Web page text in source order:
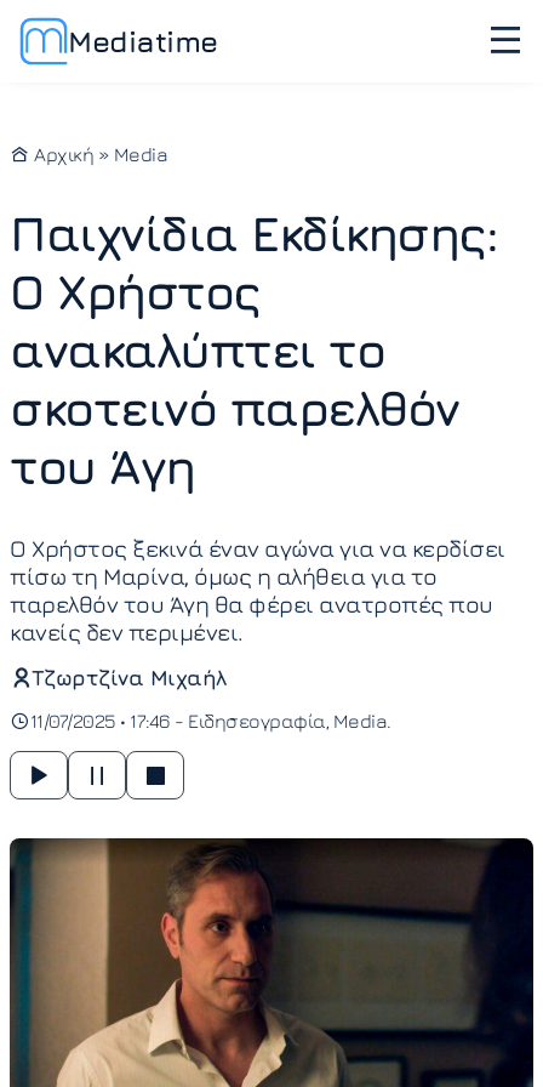
Mediatime
Αρχική » Media
Παιχνίδια Εκδίκησης:
Ο Χρήστος
ανακαλύπτει το
σκοτεινό παρελθόν
του Άγη
Ο Χρήστος ξεκινά έναν αγώνα για να κερδίσει
πίσω τη Μαρίνα, όμως η αλήθεια για το
παρελθόν του Άγη θα φέρει ανατροπές που
κανείς δεν περιμένει.
Τζωρτζίνα Μιχαήλ
11/07/2025 • 17:46 - Ειδησεογραφία Media